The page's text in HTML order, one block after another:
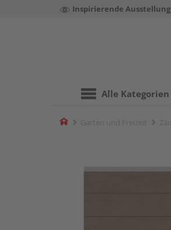
Inspirierende Ausstellung
Alle Kategorien
Home